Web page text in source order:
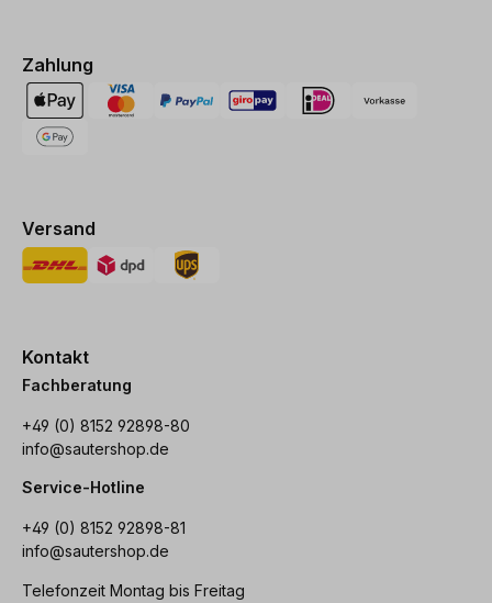
Zahlung
Versand
Kontakt
Fachberatung
+49 (0) 8152 92898-80
info@sautershop.de
Service-Hotline
+49 (0) 8152 92898-81
info@sautershop.de
Telefonzeit Montag bis Freitag